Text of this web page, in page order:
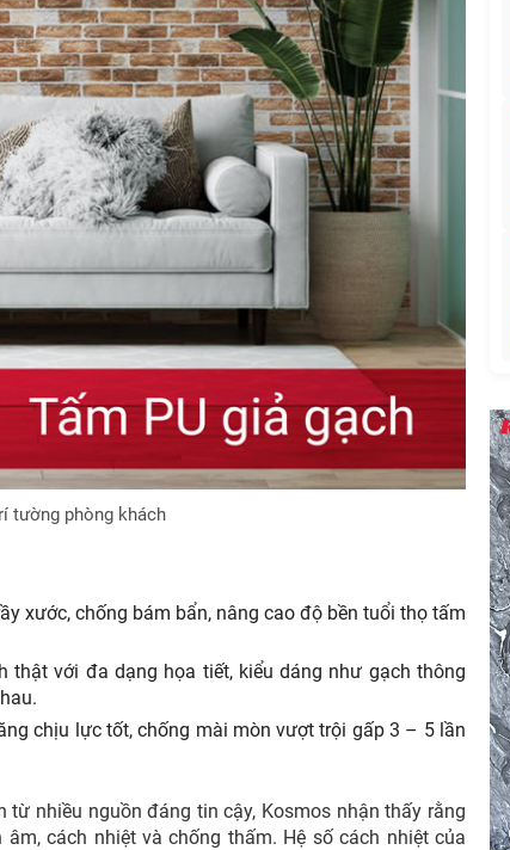
tường phòng khách
xước, chống bám bẩn, nâng cao độ bền tuổi thọ tấm
thật với đa dạng họa tiết, kiểu dáng như gạch thông
chịu lực tốt, chống mài mòn vượt trội gấp 3 – 5 lần
nhiều nguồn đáng tin cậy, Kosmos nhận thấy rằng
cách nhiệt và chống thấm. Hệ số cách nhiệt của